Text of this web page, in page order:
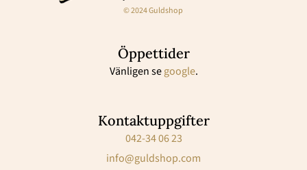
© 2024 Guldshop
Öppettider
Vänligen segoogle.
Kontaktuppgifter
042-34 06 23
info@guldshop.com